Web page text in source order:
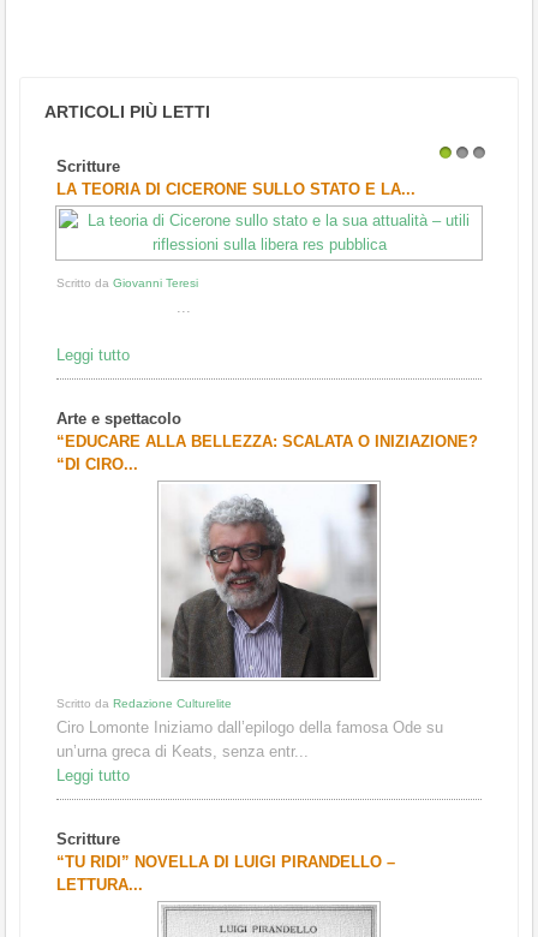
ARTICOLI PIÙ LETTI
Scritture
LA TEORIA DI CICERONE SULLO STATO E LA...
Scritto da Giovanni Teresi
...
Leggi tutto
Arte e spettacolo
“EDUCARE ALLA BELLEZZA: SCALATA O INIZIAZIONE?
“DI CIRO...
Scritto da Redazione Culturelite
Ciro Lomonte Iniziamo dall’epilogo della famosa Ode su
un’urna greca di Keats, senza entr...
Leggi tutto
Scritture
“TU RIDI” NOVELLA DI LUIGI PIRANDELLO –
LETTURA...